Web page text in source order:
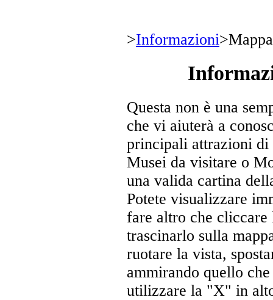
>Informazioni>Mappa
Questa non è una
che vi aiuterà a
principali attrazioni di
Musei da visitare o
una valida cartina
Potete visualizzare
fare altro che
trascinarlo sulla
ruotare la vista,
ammirando quello
utilizzare la "X" in